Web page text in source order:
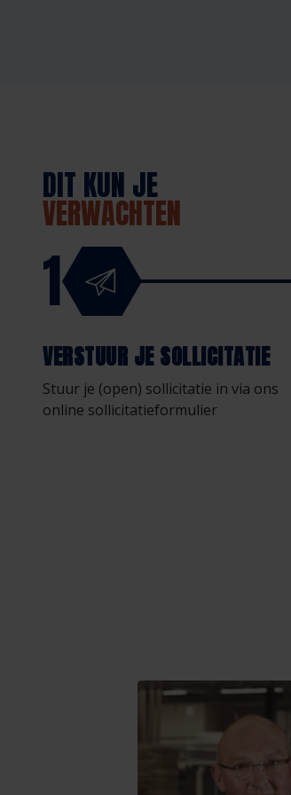
DIT KUN JE
VERWACHTEN
1
VERSTUUR JE SOLLICITATIE
Stuur je (open) sollicitatie in via ons
online sollicitatieformulier